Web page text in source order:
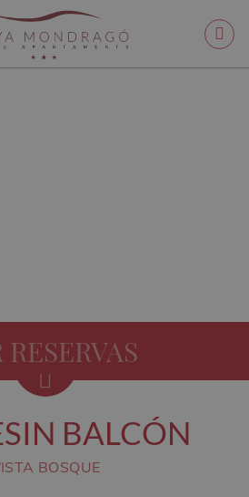
RESERVAS
SIN BALCÓN
BOSQUE